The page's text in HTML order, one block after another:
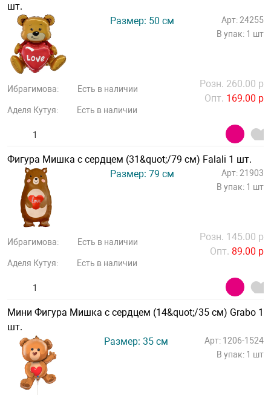
шт.
Размер: 50 см
Арт: 24255
В упак: 1 шт
Ибрагимова: Есть в наличии
Аделя Кутуя: Есть в наличии
Розн. 260.00 р
Опт. 169.00 р
Фигура Мишка с сердцем (31&quot;/79 см) Falali 1 шт.
Размер: 79 см
Арт: 21903
В упак: 1 шт
Ибрагимова: Есть в наличии
Аделя Кутуя: Есть в наличии
Розн. 145.00 р
Опт. 89.00 р
Мини Фигура Мишка с сердцем (14&quot;/35 см) Grabo 1
шт.
Размер: 35 см
Арт: 1206-1524
В упак: 1 шт